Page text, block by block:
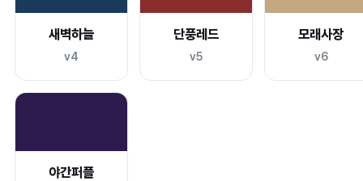
새벽하늘
v4
단풍레드
v5
모래사장
v6
야간퍼플